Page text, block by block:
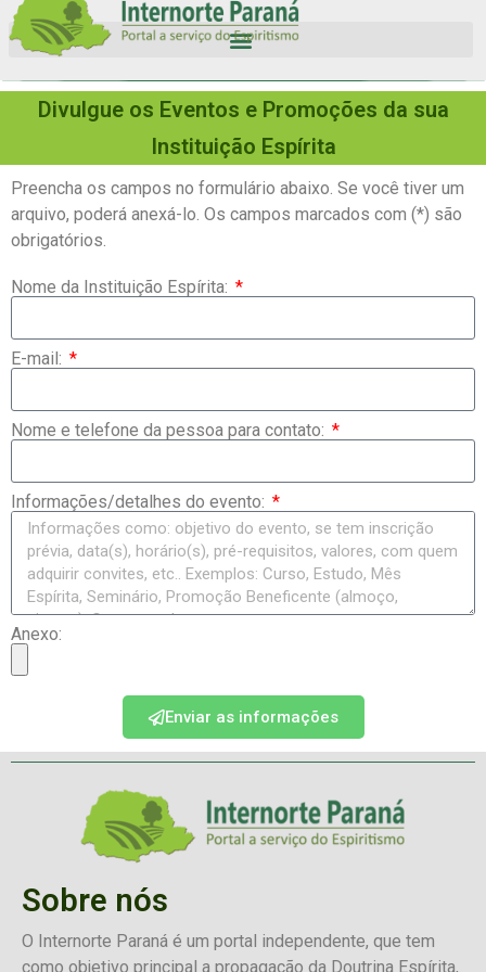
Divulgue os Eventos e Promoções da sua
Instituição Espírita
Preencha os campos no formulário abaixo. Se você tiver um
arquivo, poderá anexá-lo. Os campos marcados com (*) são
obrigatórios.
Nome da Instituição Espírita:
E-mail:
Nome e telefone da pessoa para contato:
Informações/detalhes do evento:
Anexo:
Enviar as informações
Sobre nós
O Internorte Paraná é um portal independente, que tem
como objetivo principal a propagação da Doutrina Espírita,